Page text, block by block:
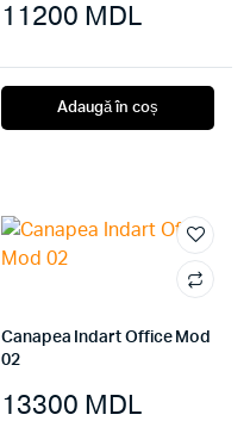
11200 MDL
Adaugă în coș
Canapea Indart Office Mod
02
13300 MDL